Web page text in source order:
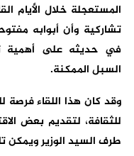
المستعجلة خلال الأيام
تشاركية وأن أبوابه
في حديثه على أهمية
السبل الممكنة.
وقد كان هذا اللقاء فرصة
للثقافة، لتقديم بعض
طرف السيد الوزير ويمكن